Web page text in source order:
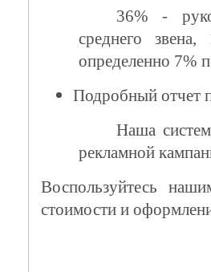
36% -
среднего
определенно 7%
Подробный отчет
Наша
рекламной
Воспользуйтесь
стоимости и